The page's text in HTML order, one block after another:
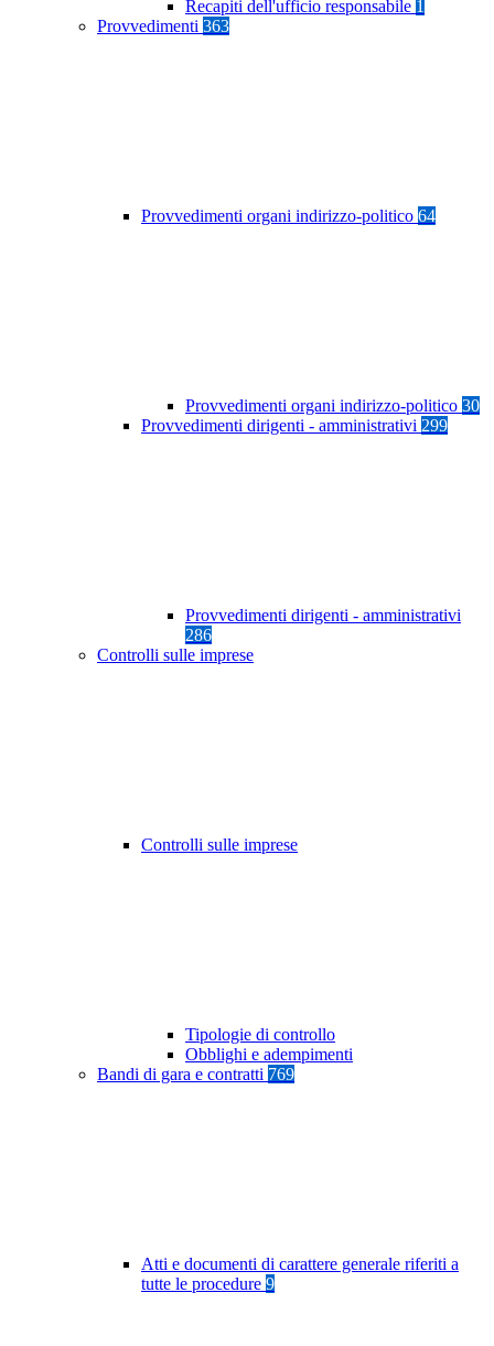
Recapiti dell'ufficio responsabile 1
Provvedimenti 363
Provvedimenti organi indirizzo-politico 64
Provvedimenti organi indirizzo-politico 30
Provvedimenti dirigenti - amministrativi 299
Provvedimenti dirigenti - amministrativi
286
Controlli sulle imprese
Controlli sulle imprese
Tipologie di controllo
Obblighi e adempimenti
Bandi di gara e contratti 769
Atti e documenti di carattere generale riferiti a
tutte le procedure 9